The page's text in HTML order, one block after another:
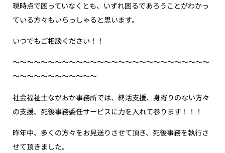
現時点で困っていなくとも、いずれ困るであろうことがわかっ
ている方々もいらっしゃると思います。
いつでもご相談ください！！
〜〜〜〜〜〜〜〜〜〜〜〜〜〜〜〜〜〜〜〜〜〜〜〜〜〜〜〜
〜〜〜〜〜〜〜〜〜〜〜〜
社会福祉士ながおか事務所では、終活支援、身寄りのない方々
の支援、死後事務委任サービスに力を入れて参ります！！！
昨年中、多くの方々をお見送りさせて頂き、死後事務を執行さ
せて頂きました。